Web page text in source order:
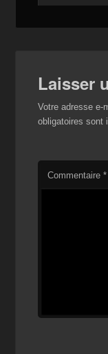
Laisser
Votre adresse e-
obligatoires sont
Commentaire*